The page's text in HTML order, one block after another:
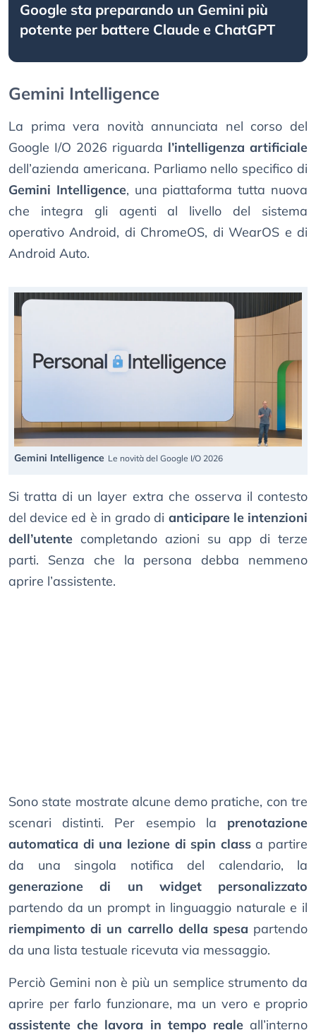
Google sta preparando un Gemini più
potente per battere Claude e ChatGPT
Gemini Intelligence
La prima vera novità annunciata nel corso del
Google I/O 2026 riguarda l’intelligenza artificiale
dell’azienda americana. Parliamo nello specifico di
Gemini Intelligence, una piattaforma tutta nuova
che integra gli agenti al livello del sistema
operativo Android, di ChromeOS, di WearOS e di
Android Auto.
Gemini Intelligence Le novità del Google I/O 2026
Si tratta di un layer extra che osserva il contesto
del device ed è in grado di anticipare le intenzioni
dell’utente completando azioni su app di terze
parti. Senza che la persona debba nemmeno
aprire l’assistente.
Sono state mostrate alcune demo pratiche, con tre
scenari distinti. Per esempio la prenotazione
automatica di una lezione di spin classa partire
da una singola notifica del calendario, la
generazione di un widget personalizzato
partendo da un prompt in linguaggio naturale e il
riempimento di un carrello della spesa partendo
da una lista testuale ricevuta via messaggio.
Perciò Gemini non è più un semplice strumento da
aprire per farlo funzionare, ma un vero e proprio
assistente che lavora in tempo realeall’interno